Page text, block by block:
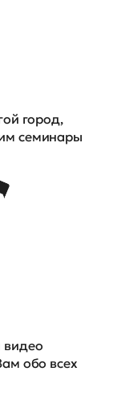
город,
семинары
видео
обо всех